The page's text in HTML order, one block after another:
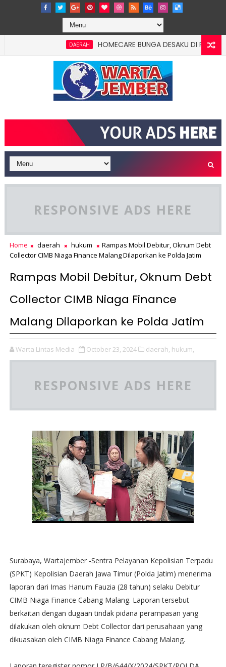
HOMECARE BUNGA DESAKU DI
RESPONSIVE ADS HERE
Home daerah hukum
Rampas Mobil Debitur, Oknum Debt
Collector CIMB Niaga Finance Malang Dilaporkan ke Polda Jatim
Rampas Mobil Debitur, Oknum Debt
Collector CIMB Niaga Finance
Malang Dilaporkan ke Polda Jatim
Warta Lintas Media October 23, 2024 daerah, hukum,
RESPONSIVE ADS HERE
Surabaya, Wartajember -Sentra Pelayanan Kepolisian Terpadu
(SPKT) Kepolisian Daerah Jawa Timur (Polda Jatim) menerima
laporan dari Imas Hanum Fauzia (28 tahun) selaku Debitur
CIMB Niaga Finance Cabang Malang. Laporan tersebut
berkaitan dengan dugaan tindak pidana perampasan yang
dilakukan oleh oknum Debt Collector dari perusahaan yang
dikuasakan oleh CIMB Niaga Finance Cabang Malang.